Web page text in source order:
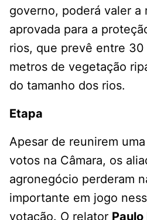
governo, poderá valer a
aprovada para a
rios, que prevê entre
metros de vegetação
do tamanho dos rios.
Etapa
Apesar de reunirem
votos na Câmara, os
agronegócio perderam
importante em jogo
votação. O relator Paulo